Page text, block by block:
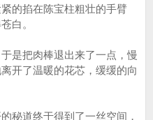
的掐在陈宝柱粗壮的手臂
白。
把肉棒退出来了一点，慢
开了温暖的花芯，缓缓的向
道终于得到了一丝空间，